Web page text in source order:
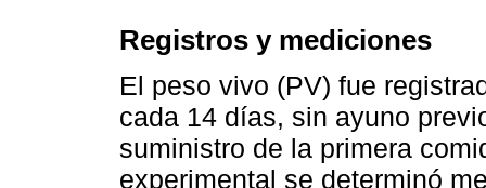
Registros y mediciones
El peso vivo (PV) fue
cada 14 días, sin ayuno
suministro de la primera
experimental se determinó